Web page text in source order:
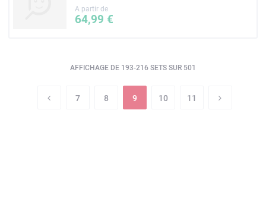
A partir de
64,99 €
AFFICHAGE DE 193-216 SETS SUR 501
7 8 9 10 11